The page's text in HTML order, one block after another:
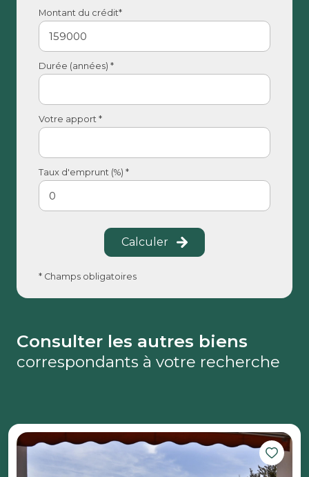
Montant du crédit*
Durée (années) *
Votre apport *
Taux d'emprunt (%) *
Calculer
* Champs obligatoires
Consulter les autres biens
correspondants à votre recherche